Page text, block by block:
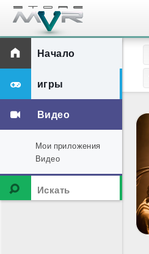
Начало
игры
Видео
Мои приложения
Видео